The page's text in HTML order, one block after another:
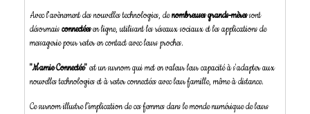
Avec l'avènement des nouvelles technologies, denombreuses grands-mèressont
désormaisconnectéesen ligne, utilisant les réseaux sociaux et les applications de
messagerie pour rester en contact avec leurs proches.
"Mamie Connectée"est un surnom qui met en valeur leur capacité à s'adapter aux
nouvelles technologies et à rester connectées avec leur famille, même à distance.
Ce surnom illustre l’implication de ces femmes dans le monde numérique de leurs